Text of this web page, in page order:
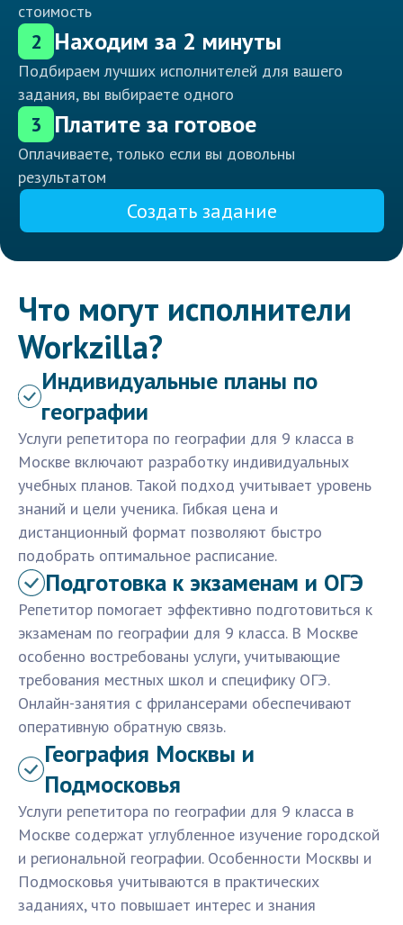
стоимость
2 Находим за 2 минуты
Подбираем лучших исполнителей для вашего
задания, вы выбираете одного
3 Платите за готовое
Оплачиваете, только если вы довольны
результатом
Создать задание
Что могут исполнители
Workzilla?
Индивидуальные планы по
географии
Услуги репетитора по географии для 9 класса в
Москве включают разработку индивидуальных
учебных планов. Такой подход учитывает уровень
знаний и цели ученика. Гибкая цена и
дистанционный формат позволяют быстро
подобрать оптимальное расписание.
Подготовка к экзаменам и ОГЭ
Репетитор помогает эффективно подготовиться к
экзаменам по географии для 9 класса. В Москве
особенно востребованы услуги, учитывающие
требования местных школ и специфику ОГЭ.
Онлайн-занятия с фрилансерами обеспечивают
оперативную обратную связь.
География Москвы и
Подмосковья
Услуги репетитора по географии для 9 класса в
Москве содержат углубленное изучение городской
и региональной географии. Особенности Москвы и
Подмосковья учитываются в практических
заданиях, что повышает интерес и знания